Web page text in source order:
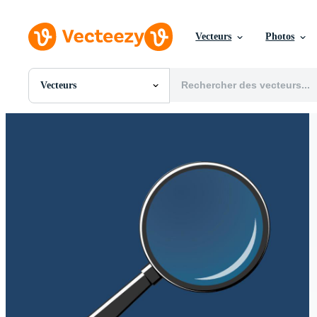
Vecteurs Photos
Vecteurs
Toutes Images
Événements Éditoriaux